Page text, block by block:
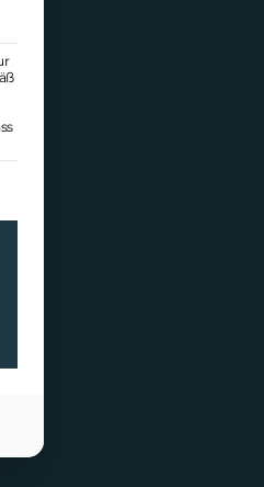
erteilt werden